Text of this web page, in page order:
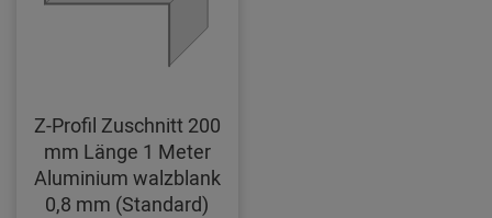
Z-Profil Zuschnitt 200
mm Länge 1 Meter
Aluminium walzblank
0,8 mm (Standard)